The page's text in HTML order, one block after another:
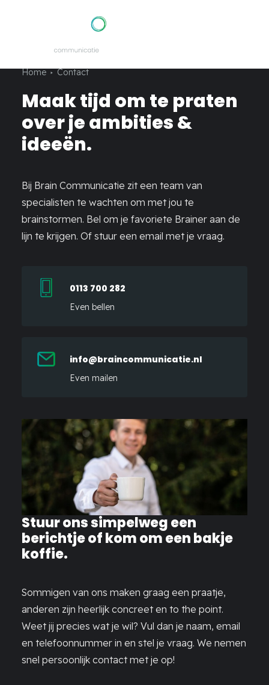
Services
– Branding
– Performance
The cases
Vacancies
Contact
info@braincommunicatie.nl
0113 700 282
Home Contact
Maak tijd om te praten
over je ambities &
ideeën.
Bij Brain Communicatie zit een team van
specialisten te wachten om met jou te
brainstormen. Bel om je favoriete Brainer aan de
lijn te krijgen. Of stuur een email met je vraag.
0113 700 282
Even bellen
info@braincommunicatie.nl
Even mailen
Stuur ons simpelweg een
berichtje of kom om een bakje
koffie.
Sommigen van ons maken graag een praatje,
anderen zijn heerlijk concreet en to the point.
Weet jij precies wat je wil? Vul dan je naam, email
en telefoonnummer in en stel je vraag. We nemen
snel persoonlijk contact met je op!